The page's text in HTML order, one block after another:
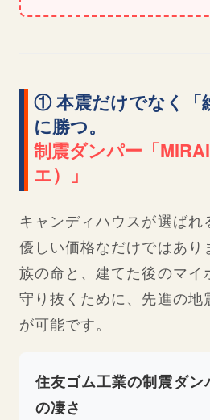
① 本震だけでなく「
に勝つ。
制震ダンパー「
エ）」
キャンディハウスが選ばれ
優しい価格なだけではあり
族の命と、建てた後のマイ
守り抜くために、先進の地
が可能です。
住友ゴム工業の制震ダン
の凄さ